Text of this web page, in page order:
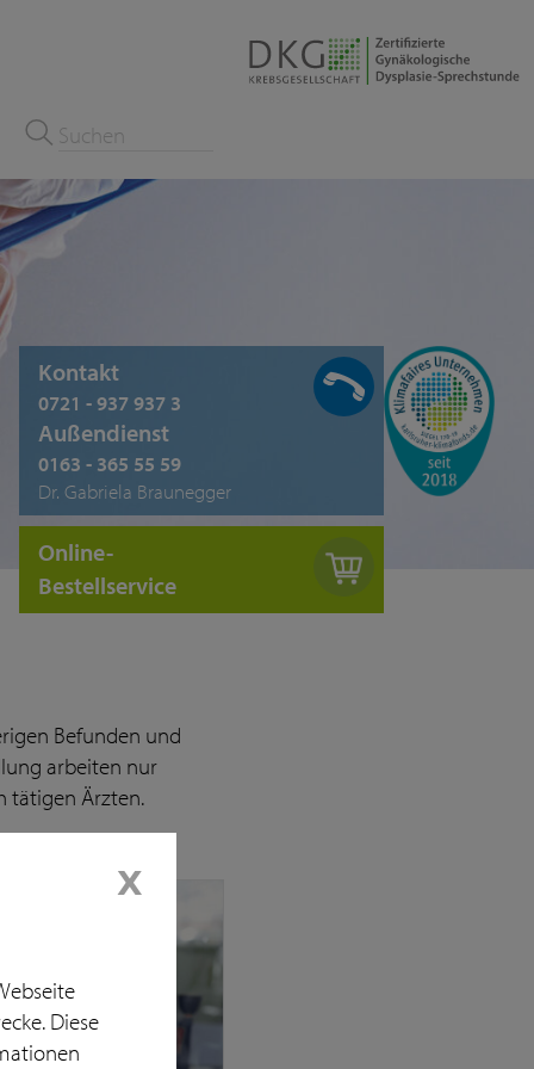
Kontakt
0721 - 937 937 3
Außendienst
0163 - 365 55 59
Dr. Gabriela Braunegger
Online-
Bestellservice
Befunden und
arbeiten nur
tätigen Ärzten.
Diese
𝗫